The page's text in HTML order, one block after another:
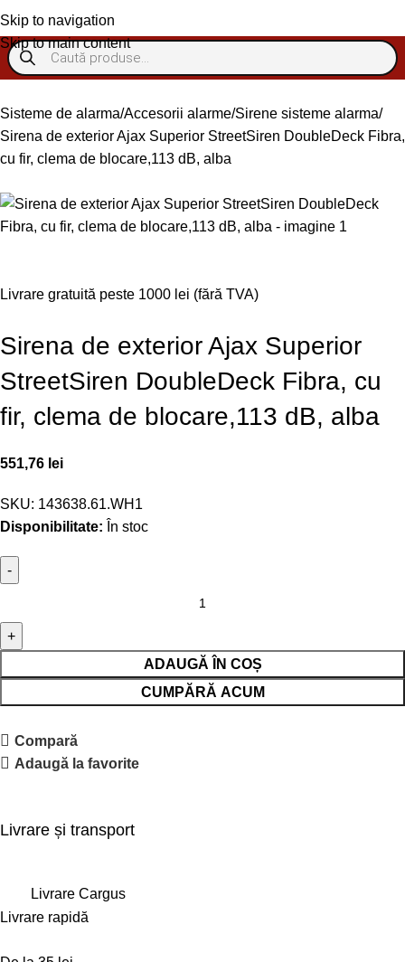
Skip to navigation
Skip to main content
Sisteme de alarma Accesorii alarme Sirene sisteme alarma
Sirena de exterior Ajax Superior StreetSiren DoubleDeck Fibra,
cu fir, clema de blocare,113 dB, alba
Livrare gratuită peste 1000 lei (fără TVA)
Sirena de exterior Ajax Superior
StreetSiren DoubleDeck Fibra, cu
fir, clema de blocare,113 dB, alba
551,76 lei
SKU: 143638.61.WH1
Disponibilitate: În stoc
ADAUGĂ ÎN COȘ
CUMPĂRĂ ACUM
Compară
Adaugă la favorite
Livrare și transport
Livrare Cargus
Livrare rapidă